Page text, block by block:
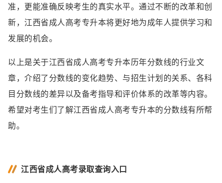
准，更能准确反映考生的真实水平。通过不断的改革和创
新，江西省成人高考专升本将更好地为成年人提供学习和
发展的机会。
以上是关于江西省成人高考专升本历年分数线的行业文
章，介绍了分数线的变化趋势、与招生计划的关系、各科
目分数线的差异以及备考指导和评价体系的改革等内容。
希望对考生们了解江西省成人高考专升本的分数线有所帮
助。
江西省成人高考录取查询入口